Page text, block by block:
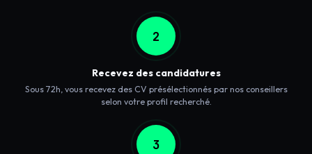
2
Recevez des candidatures
Sous 72h, vous recevez des CV présélectionnés par nos conseillers
selon votre profil recherché.
3